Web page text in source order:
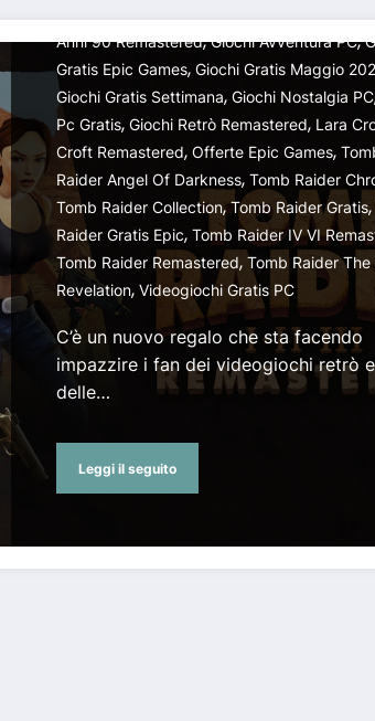
più nostalgici di Lara Croft può essere
, ,
Anni 90 Remastered,Giochi Avventura PC,
Gratis Epic Games, Giochi Gratis Maggio
Giochi Gratis Settimana, Giochi Nostalgia PC
Pc Gratis, Giochi Retrò Remastered, Lara
Croft Remastered, Offerte Epic Games,
Raider Angel Of Darkness, Tomb Raider
Tomb Raider Collection,Tomb Raider Gratis,
Raider Gratis Epic, Tomb Raider IV VI
Tomb Raider Remastered, Tomb Raider The
Revelation, Videogiochi Gratis PC
C’è un nuovo regalo che sta facendo
impazzire i fan dei videogiochi retrò e
delle…
Leggi il seguito